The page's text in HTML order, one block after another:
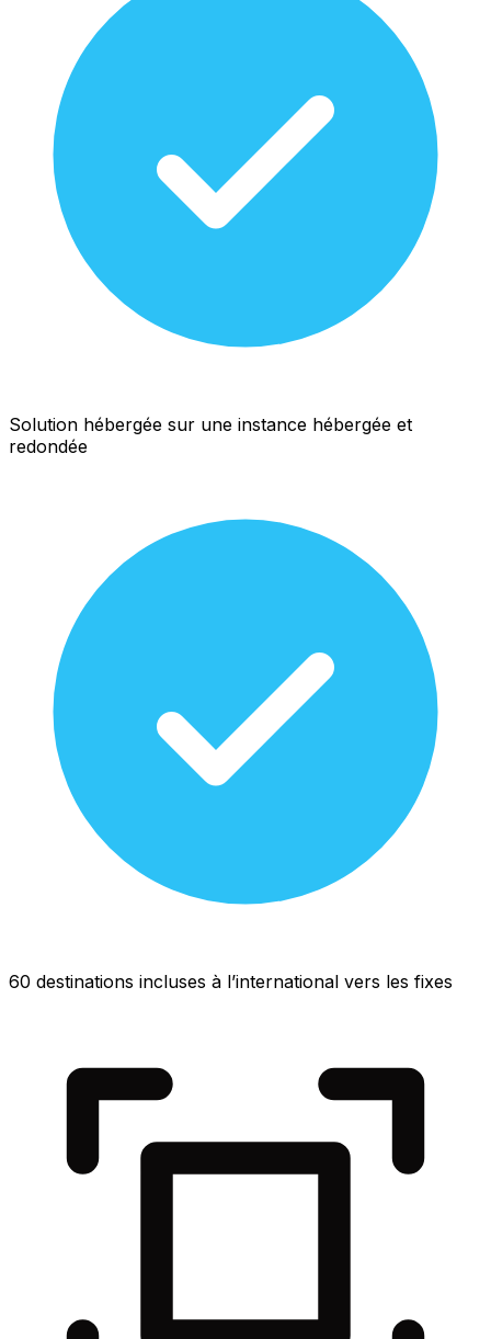
Solution hébergée sur une instance hébergée et
redondée
60 destinations incluses à l’international vers les fixes